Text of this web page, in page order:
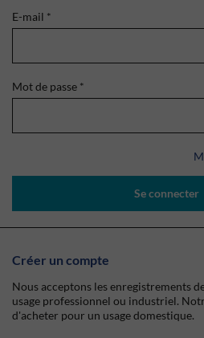
E-mail *
Mot de passe *
Se connecter
Créer un compte
Nous acceptons les enregistrements
usage professionnel ou industriel.
d'acheter pour un usage domestique.